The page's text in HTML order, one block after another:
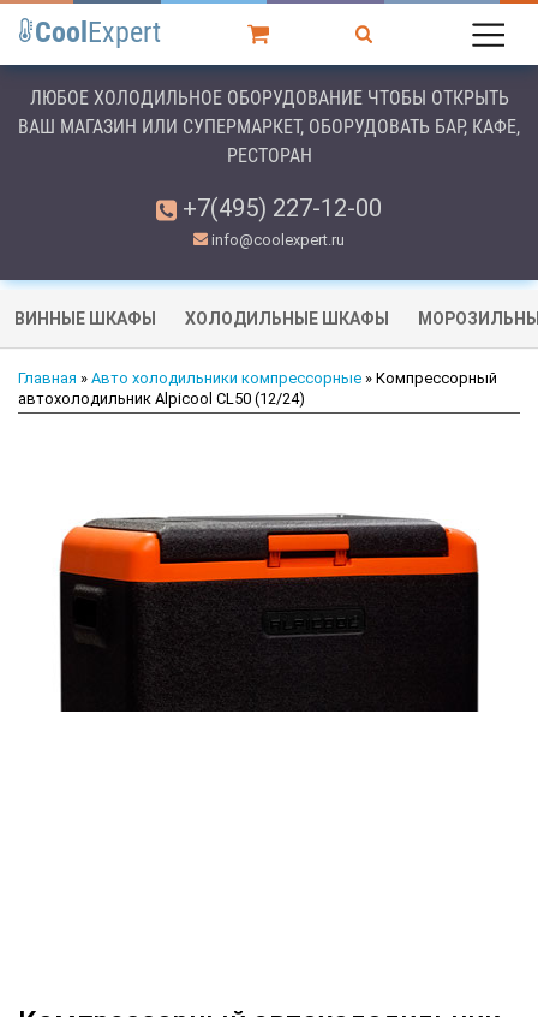
Cool Expert
ЛЮБОЕ ХОЛОДИЛЬНОЕ ОБОРУДОВАНИЕ ЧТОБЫ ОТКРЫТЬ
ВАШ МАГАЗИН ИЛИ СУПЕРМАРКЕТ, ОБОРУДОВАТЬ БАР, КАФЕ,
РЕСТОРАН
+7(495) 227-12-00
info@coolexpert.ru
ВИННЫЕ ШКАФЫ ХОЛОДИЛЬНЫЕ ШКАФЫ
Главная » Авто холодильники компрессорные » Компрессорный
автохолодильник Alpicool CL50 (12/24)